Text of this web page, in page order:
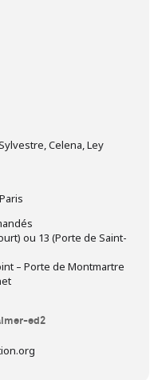
Celena, Ley
ou 13 (Porte de Saint-
– Porte de Montmartre
ed2